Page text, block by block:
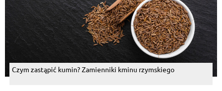
Czym zastąpić kumin? Zamienniki kminu rzymskiego